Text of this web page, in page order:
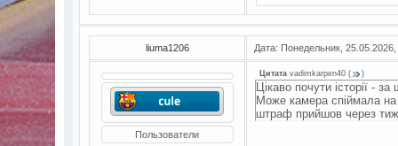
liuma1206 Дата: Понедельник,
Пользователи
Цитата vadimkarpen40 ( )
Цікаво почути історії -
Може камера спіймала
штраф прийшов через